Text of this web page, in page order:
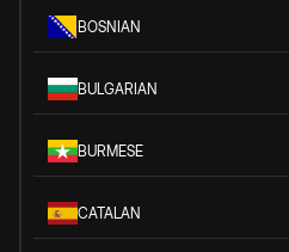
BOSNIAN
BULGARIAN
BURMESE
CATALAN